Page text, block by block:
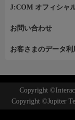
J:COM オフィシャ
お問い合わせ
お客さまのデータ
Copyright
Copyright ©Jupiter